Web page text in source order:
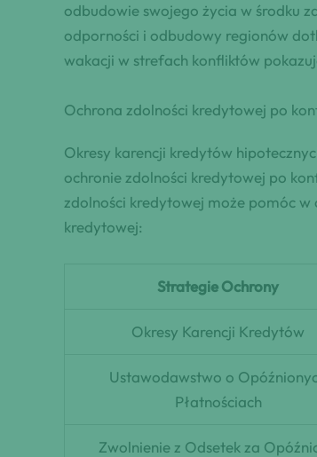
odbudowie swojego życia w środku
odporności i odbudowy regionów
wakacji w strefach konfliktów
Ochrona zdolności kredytowej po
Okresy karencji kredytów
ochronie zdolności kredytowej po
zdolności kredytowej może pomóc
kredytowej:
Strategie Ochrony
Okresy Karencji Kredytów
Ustawodawstwo o
Płatnościach
Zwolnienie z Odsetek za